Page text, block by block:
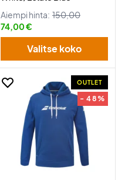
Aiempi hinta: 150,00
74,00 €
Valitse koko
OUTLET
- 48%